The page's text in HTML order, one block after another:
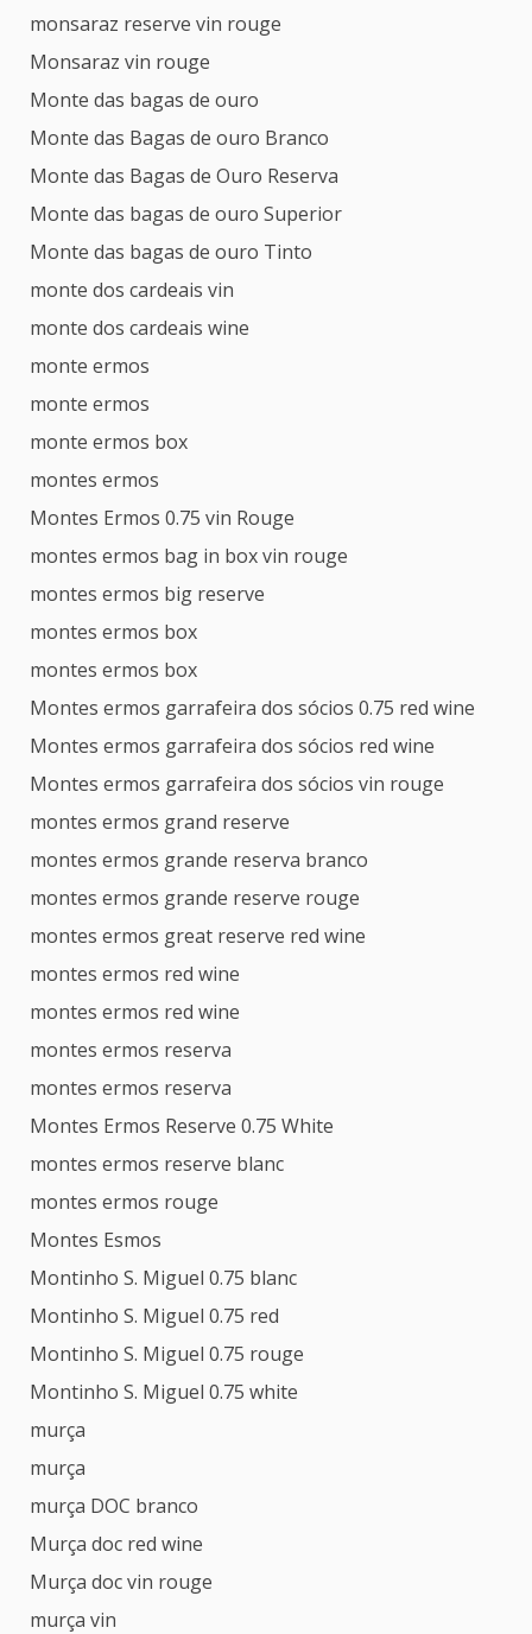
monsaraz reserve vin rouge
Monsaraz vin rouge
Monte das bagas de ouro
Monte das Bagas de ouro Branco
Monte das Bagas de Ouro Reserva
Monte das bagas de ouro Superior
Monte das bagas de ouro Tinto
monte dos cardeais vin
monte dos cardeais wine
monte ermos
monte ermos
monte ermos box
montes ermos
Montes Ermos 0.75 vin Rouge
montes ermos bag in box vin rouge
montes ermos big reserve
montes ermos box
montes ermos box
Montes ermos garrafeira dos sócios 0.75 red wine
Montes ermos garrafeira dos sócios red wine
Montes ermos garrafeira dos sócios vin rouge
montes ermos grand reserve
montes ermos grande reserva branco
montes ermos grande reserve rouge
montes ermos great reserve red wine
montes ermos red wine
montes ermos red wine
montes ermos reserva
montes ermos reserva
Montes Ermos Reserve 0.75 White
montes ermos reserve blanc
montes ermos rouge
Montes Esmos
Montinho S. Miguel 0.75 blanc
Montinho S. Miguel 0.75 red
Montinho S. Miguel 0.75 rouge
Montinho S. Miguel 0.75 white
murça
murça
murça DOC branco
Murça doc red wine
Murça doc vin rouge
murça vin